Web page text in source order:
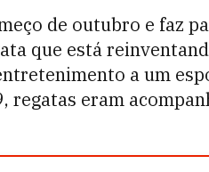
de outubro e faz
que está
a um
regatas eram